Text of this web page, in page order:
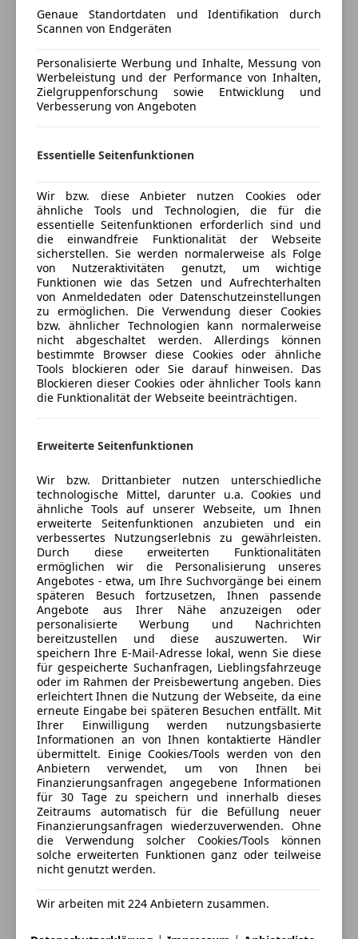
Unterhaltung/Media
Apple CarPlay
Bluetooth
DAB-Radio
ABS
Abstandstempomat
Abstandswarner
Beifahrerairbag
ESP
Fahrerairbag
Isofix
LED-Scheinwerfer
LED-Tagfahrlicht
Müdigkeitswarnsystem
Notbremsassistent
Servolenkung
Totwinkel-Assistent
Traktionskontrolle
Verkehrszeichenerkennung
Zentralverriegelung
Extras
Alufelgen
Innenspiegel automatisch abblendend
Sprachsteuerung
Touchscreen
Kfz-Versicherung
Versicherungsschutz an Ihre Bedürfnisse
anpassen
Freischaden-Gutschein ab Stufe 0
Jetzt berechnen
Verkäufer Händler
MVC MOTORS | WIEN NORD
Sternebewertung 5 von 5
5Sterne
(100% Weiterempfehlungen)
Anbieter auf AutoScout24 seit 2023
Brünner Straße 66,
Kontakt
Boris Simic
Fahrzeugverkauf
Spricht:Deutsch, English, Hrvatski, Bosanski
Nummer anzeigen
Alle Fahrzeuge des Anbieters
Anbieter kontaktieren
Deine Nachricht
Eintauschwagen: Kaufen und verkaufen in nur einem
Schritt
Genaue Standortdaten und Identifikation durch
Scannen von Endgeräten
Personalisierte Werbung und Inhalte, Messung von
Werbeleistung und der Performance von Inhalten,
Zielgruppenforschung sowie Entwicklung und
Verbesserung von Angeboten
Essentielle Seitenfunktionen
Wir bzw. diese Anbieter nutzen Cookies oder
ähnliche Tools und Technologien, die für die
essentielle Seitenfunktionen erforderlich sind und
die einwandfreie Funktionalität der Webseite
sicherstellen. Sie werden normalerweise als Folge
von Nutzeraktivitäten genutzt, um wichtige
Funktionen wie das Setzen und Aufrechterhalten
von Anmeldedaten oder Datenschutzeinstellungen
zu ermöglichen. Die Verwendung dieser Cookies
bzw. ähnlicher Technologien kann normalerweise
nicht abgeschaltet werden. Allerdings können
bestimmte Browser diese Cookies oder ähnliche
Tools blockieren oder Sie darauf hinweisen. Das
Blockieren dieser Cookies oder ähnlicher Tools kann
die Funktionalität der Webseite beeinträchtigen.
Erweiterte Seitenfunktionen
Wir bzw. Drittanbieter nutzen unterschiedliche
technologische Mittel, darunter u.a. Cookies und
ähnliche Tools auf unserer Webseite, um Ihnen
erweiterte Seitenfunktionen anzubieten und ein
verbessertes Nutzungserlebnis zu gewährleisten.
Durch diese erweiterten Funktionalitäten
ermöglichen wir die Personalisierung unseres
Angebotes - etwa, um Ihre Suchvorgänge bei einem
späteren Besuch fortzusetzen, Ihnen passende
Angebote aus Ihrer Nähe anzuzeigen oder
personalisierte Werbung und Nachrichten
bereitzustellen und diese auszuwerten. Wir
speichern Ihre E-Mail-Adresse lokal, wenn Sie diese
für gespeicherte Suchanfragen, Lieblingsfahrzeuge
oder im Rahmen der Preisbewertung angeben. Dies
erleichtert Ihnen die Nutzung der Webseite, da eine
erneute Eingabe bei späteren Besuchen entfällt. Mit
Ihrer Einwilligung werden nutzungsbasierte
Informationen an von Ihnen kontaktierte Händler
übermittelt. Einige Cookies/Tools werden von den
Anbietern verwendet, um von Ihnen bei
Finanzierungsanfragen angegebene Informationen
für 30 Tage zu speichern und innerhalb dieses
Zeitraums automatisch für die Befüllung neuer
Finanzierungsanfragen wiederzuverwenden. Ohne
die Verwendung solcher Cookies/Tools können
solche erweiterten Funktionen ganz oder teilweise
nicht genutzt werden.
Wir arbeiten mit 224 Anbietern zusammen.